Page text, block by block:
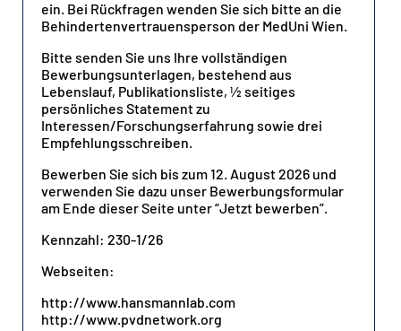
ein. Bei Rückfragen wenden Sie sich bitte an die
Behindertenvertrauensperson der MedUni Wien.
Bitte senden Sie uns Ihre vollständigen
Bewerbungsunterlagen, bestehend aus
Lebenslauf, Publikationsliste, ½ seitiges
persönliches Statement zu
Interessen/Forschungserfahrung sowie drei
Empfehlungsschreiben.
Bewerben Sie sich bis zum 12. August 2026 und
verwenden Sie dazu unser Bewerbungsformular
am Ende dieser Seite unter “Jetzt bewerben”.
Kennzahl: 230-1/26
Webseiten:
http://www.hansmannlab.com
http://www.pvdnetwork.org